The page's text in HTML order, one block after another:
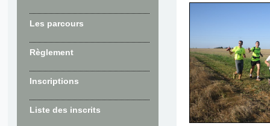
Les parcours
Règlement
Inscriptions
Liste des inscrits